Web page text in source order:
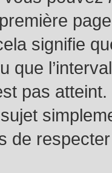
signifie
que
pas
de